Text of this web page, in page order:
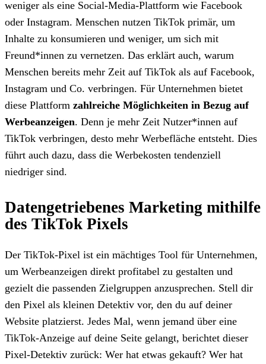
weniger als eine Social-Media-Plattform wie Facebook
oder Instagram. Menschen nutzen TikTok primär, um
Inhalte zu konsumieren und weniger, um sich mit
Freund*innen zu vernetzen. Das erklärt auch, warum
Menschen bereits mehr Zeit auf TikTok als auf Facebook,
Instagram und Co. verbringen. Für Unternehmen bietet
diese Plattform zahlreiche Möglichkeiten in Bezug auf
Werbeanzeigen. Denn je mehr Zeit Nutzer*innen auf
TikTok verbringen, desto mehr Werbefläche entsteht. Dies
führt auch dazu, dass die Werbekosten tendenziell
niedriger sind.
Datengetriebenes Marketing mithilfe
des TikTok Pixels
Der TikTok-Pixel ist ein mächtiges Tool für Unternehmen,
um Werbeanzeigen direkt profitabel zu gestalten und
gezielt die passenden Zielgruppen anzusprechen. Stell dir
den Pixel als kleinen Detektiv vor, den du auf deiner
Website platzierst. Jedes Mal, wenn jemand über eine
TikTok-Anzeige auf deine Seite gelangt, berichtet dieser
Pixel-Detektiv zurück: Wer hat etwas gekauft? Wer hat